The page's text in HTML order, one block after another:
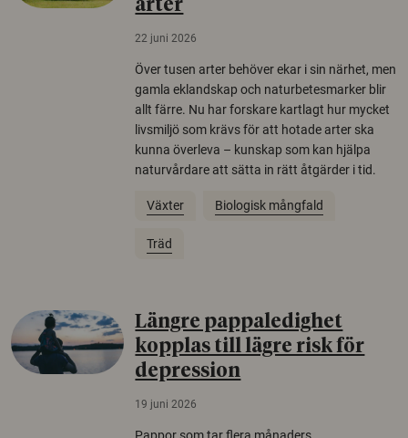
arter
22 juni 2026
Över tusen arter behöver ekar i sin närhet, men
gamla eklandskap och naturbetesmarker blir
allt färre. Nu har forskare kartlagt hur mycket
livsmiljö som krävs för att hotade arter ska
kunna överleva – kunskap som kan hjälpa
naturvårdare att sätta in rätt åtgärder i tid.
Växter Biologisk mångfald
Träd
Längre pappaledighet
kopplas till lägre risk för
depression
19 juni 2026